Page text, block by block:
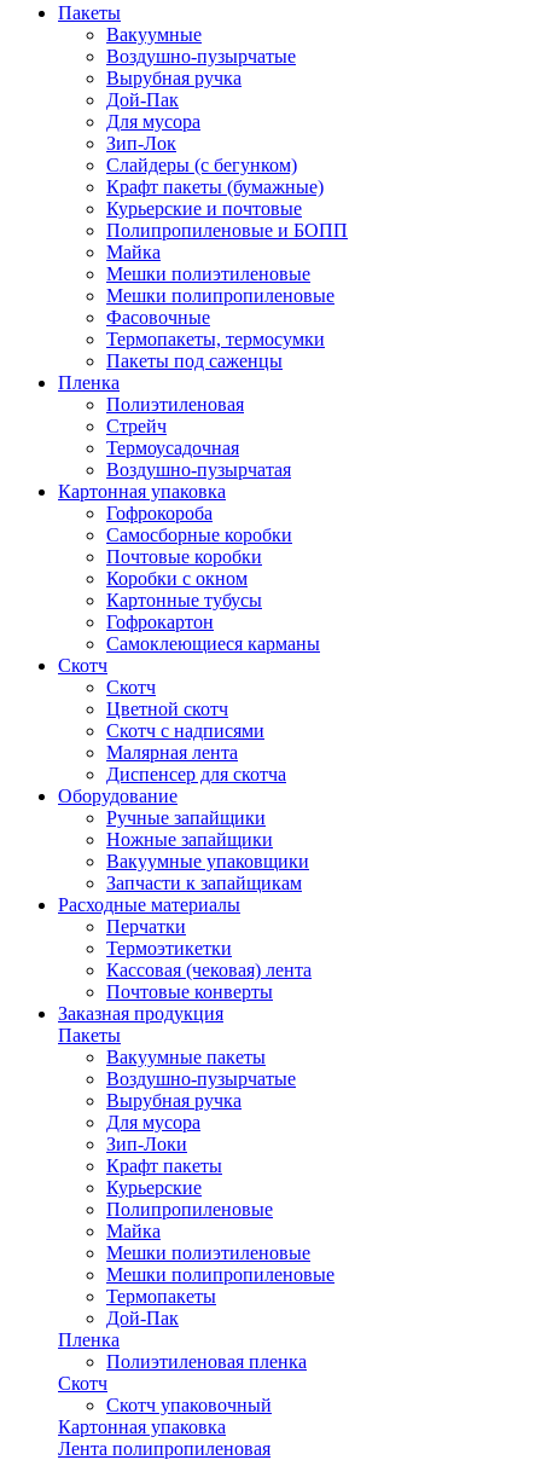
Пакеты
Вакуумные
Воздушно-пузырчатые
Вырубная ручка
Дой-Пак
Для мусора
Зип-Лок
Слайдеры (с бегунком)
Крафт пакеты (бумажные)
Курьерские и почтовые
Полипропиленовые и БОПП
Майка
Мешки полиэтиленовые
Мешки полипропиленовые
Фасовочные
Термопакеты, термосумки
Пакеты под саженцы
Пленка
Полиэтиленовая
Стрейч
Термоусадочная
Воздушно-пузырчатая
Картонная упаковка
Гофрокороба
Самосборные коробки
Почтовые коробки
Коробки с окном
Картонные тубусы
Гофрокартон
Самоклеющиеся карманы
Скотч
Скотч
Цветной скотч
Скотч с надписями
Малярная лента
Диспенсер для скотча
Оборудование
Ручные запайщики
Ножные запайщики
Вакуумные упаковщики
Запчасти к запайщикам
Расходные материалы
Перчатки
Термоэтикетки
Кассовая (чековая) лента
Почтовые конверты
Заказная продукция
Пакеты
Вакуумные пакеты
Воздушно-пузырчатые
Вырубная ручка
Для мусора
Зип-Локи
Крафт пакеты
Курьерские
Полипропиленовые
Майка
Мешки полиэтиленовые
Мешки полипропиленовые
Термопакеты
Дой-Пак
Пленка
Полиэтиленовая пленка
Скотч
Скотч упаковочный
Картонная упаковка
Лента полипропиленовая